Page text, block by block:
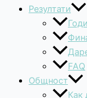
Резултати
FAQ
Общност
Как